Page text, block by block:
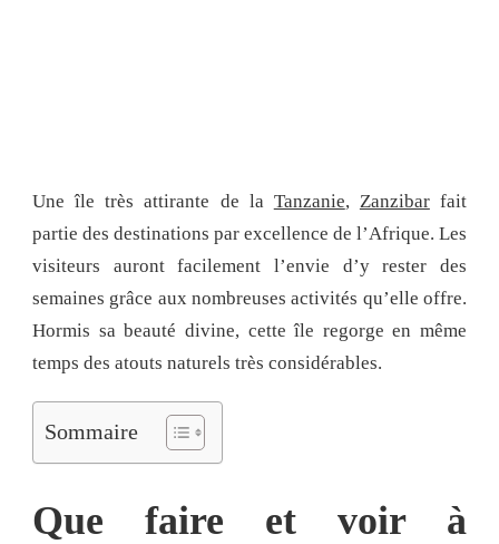
Une île très attirante de la Tanzanie, Zanzibarfait
partie des destinations par excellence de l’Afrique. Les
visiteurs auront facilement l’envie d’y rester des
semaines grâce aux nombreuses activités qu’elle offre.
Hormis sa beauté divine, cette île regorge en même
temps des atouts naturels très considérables.
Sommaire
Que faire et voir à